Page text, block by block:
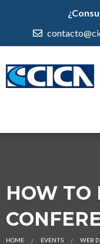
HOW TO
HOME EVENTS
WEB